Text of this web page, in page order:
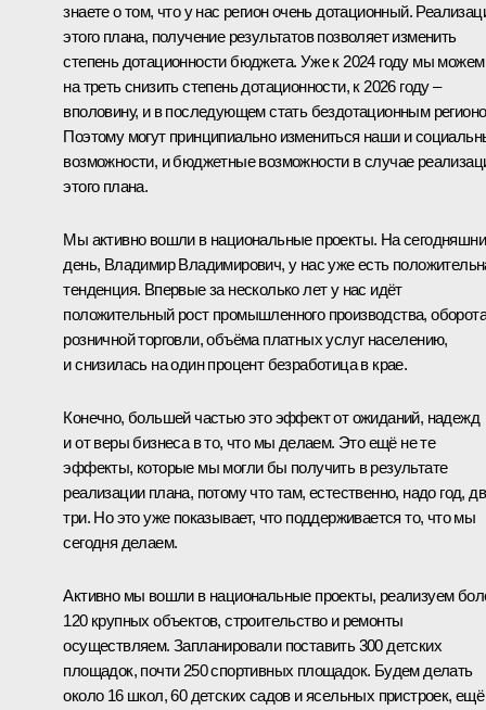
знаете о том, что у нас регион очень дотационный.
этого плана, получение результатов позволяет изменить
степень дотационности бюджета. Уже к 2024 году мы можем
на треть снизить степень дотационности, к 2026 году –
вполовину, и в последующем стать бездотационным
Поэтому могут принципиально измениться наши и
возможности, и бюджетные возможности в случае
этого плана.
Мы активно вошли в национальные проекты. На
день, Владимир Владимирович, у нас уже есть
тенденция. Впервые за несколько лет у нас идёт
положительный рост промышленного производства, оборота
розничной торговли, объёма платных услуг населению,
и снизилась на один процент безработица в крае.
Конечно, большей частью это эффект от ожиданий, надежд
и от веры бизнеса в то, что мы делаем. Это ещё не те
эффекты, которые мы могли бы получить в результате
реализации плана, потому что там, естественно, надо год,
три. Но это уже показывает, что поддерживается то, что мы
сегодня делаем.
Активно мы вошли в национальные проекты, реализуем
120 крупных объектов, строительство и ремонты
осуществляем. Запланировали поставить 300 детских
площадок, почти 250 спортивных площадок. Будем делать
около 16 школ, 60 детских садов и ясельных пристроек, ещё